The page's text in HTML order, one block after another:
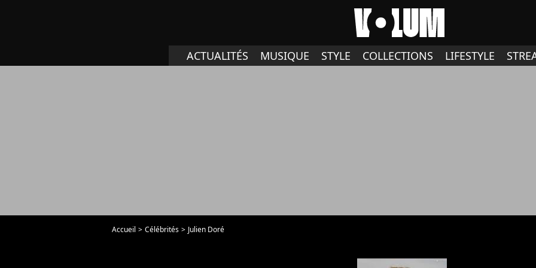
ACTUALITÉS MUSIQUE STYLE COLLECTIONS LIFESTYLE
Accueil Célébrités Julien Doré